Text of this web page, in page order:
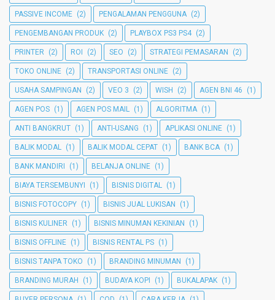
PASSIVE INCOME (2) PENGALAMAN PENGGUNA (2)
PENGEMBANGAN PRODUK (2) PLAYBOX PS3 PS4 (2)
PRINTER (2) ROI (2) SEO (2) STRATEGI PEMASARAN (2)
TOKO ONLINE (2) TRANSPORTASI ONLINE (2)
USAHA SAMPINGAN (2) VEO 3 (2) WISH (2) AGEN BNI 46 (1)
AGEN POS (1) AGEN POS MAIL (1) ALGORITMA (1)
ANTI BANGKRUT (1) ANTI-USANG (1) APLIKASI ONLINE (1)
BALIK MODAL (1) BALIK MODAL CEPAT (1) BANK BCA (1)
BANK MANDIRI (1) BELANJA ONLINE (1)
BIAYA TERSEMBUNYI (1) BISNIS DIGITAL (1)
BISNIS FOTOCOPY (1) BISNIS JUAL LUKISAN (1)
BISNIS KULINER (1) BISNIS MINUMAN KEKINIAN (1)
BISNIS OFFLINE (1) BISNIS RENTAL PS (1)
BISNIS TANPA TOKO (1) BRANDING MINUMAN (1)
BRANDING MURAH (1) BUDAYA KOPI (1) BUKALAPAK (1)